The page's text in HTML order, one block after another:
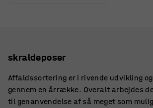
skraldeposer
Affaldssortering er i rivende udvikling
gennem en årrække. Overalt arbejdes
til genanvendelse af så meget som